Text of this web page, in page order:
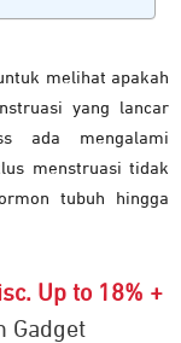
melihat apakah
yang lancar
ada mengalami
menstruasi tidak
tubuh hingga
Up to 18% +
Gadget